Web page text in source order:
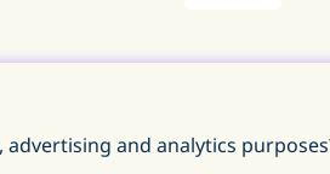
and analytics